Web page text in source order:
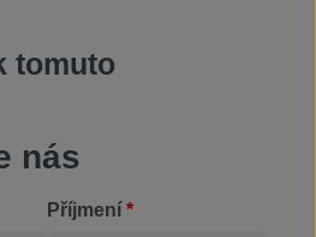
tomuto
nás
Příjmení *